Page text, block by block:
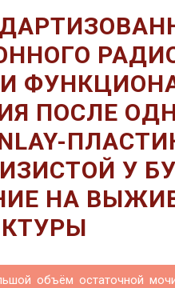
ПОСЛЕ
У
НА
объём остаточной